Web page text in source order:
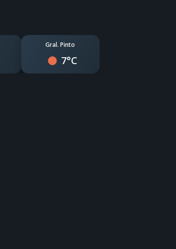
Gral. Pinto
7°C